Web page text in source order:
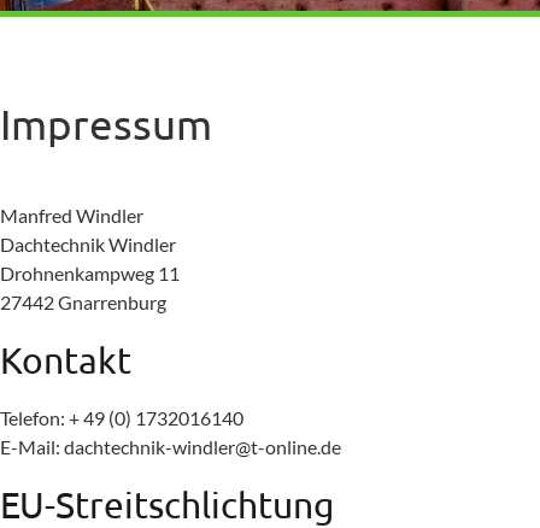
Impressum
Manfred Windler
Dachtechnik Windler
Drohnenkampweg 11
27442 Gnarrenburg
Kontakt
Telefon: + 49 (0) 1732016140
E-Mail: dachtechnik-windler@t-online.de
EU-Streitschlichtung